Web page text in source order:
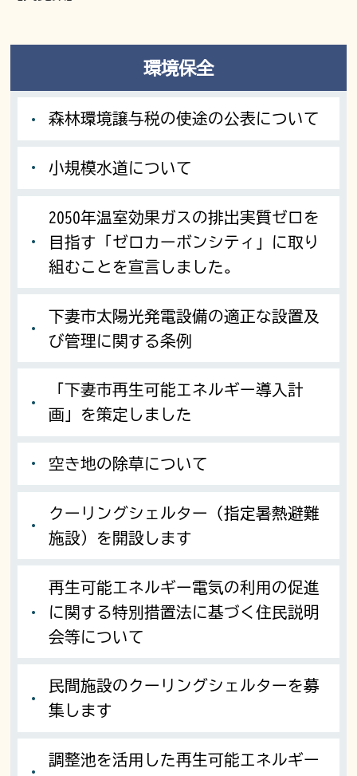
環境保全
森林環境譲与税の使途の公表について
小規模水道について
2050年温室効果ガスの排出実質ゼロを
目指す「ゼロカーボンシティ」に取り
組むことを宣言しました。
下妻市太陽光発電設備の適正な設置及
び管理に関する条例
「下妻市再生可能エネルギー導入計
画」を策定しました
空き地の除草について
クーリングシェルター（指定暑熱避難
施設）を開設します
再生可能エネルギー電気の利用の促進
に関する特別措置法に基づく住民説明
会等について
民間施設のクーリングシェルターを募
集します
調整池を活用した再生可能エネルギー